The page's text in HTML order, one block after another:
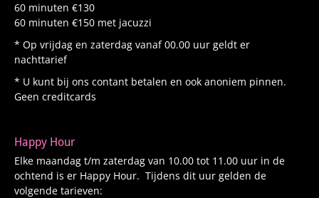
60 minuten €130
60 minuten €150 met jacuzzi
* Op vrijdag en zaterdag vanaf 00.00 uur geldt er
nachttarief
* U kunt bij ons contant betalen en ook anoniem pinnen.
Geen creditcards
Happy Hour
Elke maandag t/m zaterdag van 10.00 tot 11.00 uur in de
ochtend is er Happy Hour. Tijdens dit uur gelden de
volgende tarieven: